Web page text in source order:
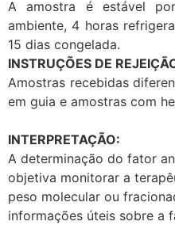
A amostra é estável
ambiente, 4 horas
15 dias congelada.
INSTRUÇÕES DE
Amostras recebidas
em guia e amostras com
INTERPRETAÇÃO:
A determinação do fator
objetiva monitorar a
peso molecular ou
informações úteis sobre a